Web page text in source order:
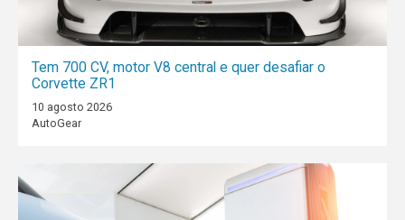
Tem 700 CV, motor V8 central e quer desafiar o
Corvette ZR1
10 agosto 2026
AutoGear